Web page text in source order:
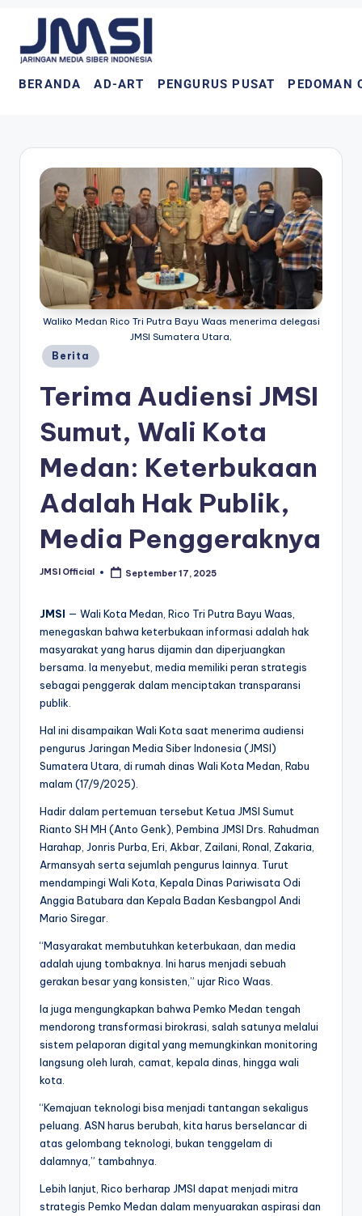
BERANDA AD-ART PENGURUS PUSAT PEDOMAN
Waliko Medan Rico Tri Putra Bayu Waas menerima delegasi
JMSI Sumatera Utara,
Berita
Terima Audiensi JMSI
Sumut, Wali Kota
Medan: Keterbukaan
Adalah Hak Publik,
Media Penggeraknya
JMSI Official September 17, 2025
JMSI — Wali Kota Medan, Rico Tri Putra Bayu Waas,
menegaskan bahwa keterbukaan informasi adalah hak
masyarakat yang harus dijamin dan diperjuangkan
bersama. Ia menyebut, media memiliki peran strategis
sebagai penggerak dalam menciptakan transparansi
publik.
Hal ini disampaikan Wali Kota saat menerima audiensi
pengurus Jaringan Media Siber Indonesia (JMSI)
Sumatera Utara, di rumah dinas Wali Kota Medan, Rabu
malam (17/9/2025).
Hadir dalam pertemuan tersebut Ketua JMSI Sumut
Rianto SH MH (Anto Genk), Pembina JMSI Drs. Rahudman
Harahap, Jonris Purba, Eri, Akbar, Zailani, Ronal, Zakaria,
Armansyah serta sejumlah pengurus lainnya. Turut
mendampingi Wali Kota, Kepala Dinas Pariwisata Odi
Anggia Batubara dan Kepala Badan Kesbangpol Andi
Mario Siregar.
“Masyarakat membutuhkan keterbukaan, dan media
adalah ujung tombaknya. Ini harus menjadi sebuah
gerakan besar yang konsisten,” ujar Rico Waas.
Ia juga mengungkapkan bahwa Pemko Medan tengah
mendorong transformasi birokrasi, salah satunya melalui
sistem pelaporan digital yang memungkinkan monitoring
langsung oleh lurah, camat, kepala dinas, hingga wali
kota.
“Kemajuan teknologi bisa menjadi tantangan sekaligus
peluang. ASN harus berubah, kita harus berselancar di
atas gelombang teknologi, bukan tenggelam di
dalamnya,” tambahnya.
Lebih lanjut, Rico berharap JMSI dapat menjadi mitra
strategis Pemko Medan dalam menyuarakan aspirasi dan